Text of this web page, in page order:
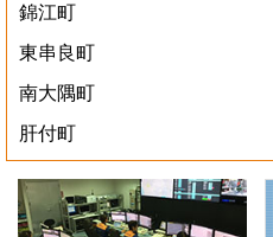
錦江町
東串良町
南大隅町
肝付町